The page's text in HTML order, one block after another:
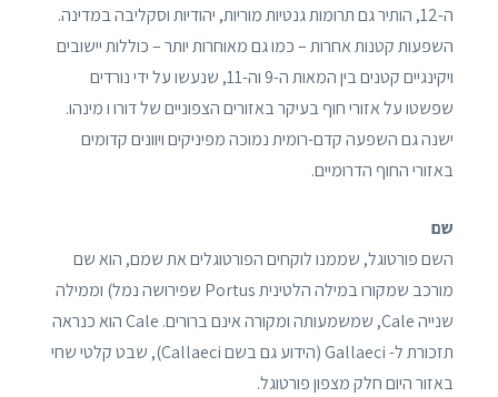
ה-12, הותיר גם תרומות גנטיות מוריות, יהודיות וסקליבה במדינה.
השפעות קטנות אחרות – כמו גם מאוחרות יותר – כוללות יישובים
ויקינגיים קטנים בין המאות ה-9 וה-11, שנעשו על ידי נורדים
שפשטו על אזורי חוף בעיקר באזורים הצפוניים של דורו ו מינהו.
ישנה גם השפעה קדם-רומית נמוכה מפיניקים ויוונים קדומים
באזורי החוף הדרומיים.
שם
השם פורטוגל, שממנו לוקחים הפורטוגלים את שמם, הוא שם
מורכב שמקורו במילה הלטינית Portus שפירושה נמל) וממילה
שנייה Cale, שמשמעותה ומקורה אינם ברורים. Cale הוא כנראה
תזכורת ל- Gallaeci (הידוע גם בשם Callaeci), שבט קלטי שחי
באזור היום חלק מצפון פורטוגל.